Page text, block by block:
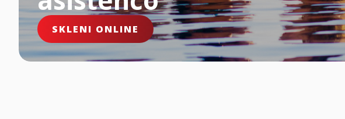
SKLENI ONLINE